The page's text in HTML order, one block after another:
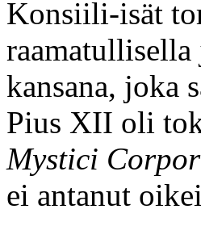
Konsiili-isät
kansana, joka
Pius XII oli
Mystici
ei antanut